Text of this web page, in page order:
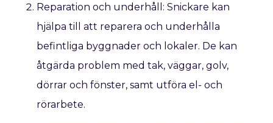
Reparation och underhåll: Snickare kan
hjälpa till att reparera och underhålla
befintliga byggnader och lokaler. De kan
åtgärda problem med tak, väggar, golv,
dörrar och fönster, samt utföra el- och
rörarbete.